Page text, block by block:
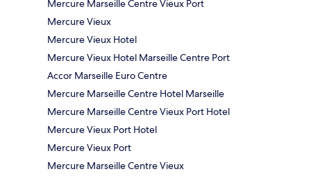
Mercure Marseille Centre Vieux Port
Mercure Vieux
Mercure Vieux Hotel
Mercure Vieux Hotel Marseille Centre Port
Accor Marseille Euro Centre
Mercure Marseille Centre Hotel Marseille
Mercure Marseille Centre Vieux Port Hotel
Mercure Vieux Port Hotel
Mercure Vieux Port
Mercure Marseille Centre Vieux